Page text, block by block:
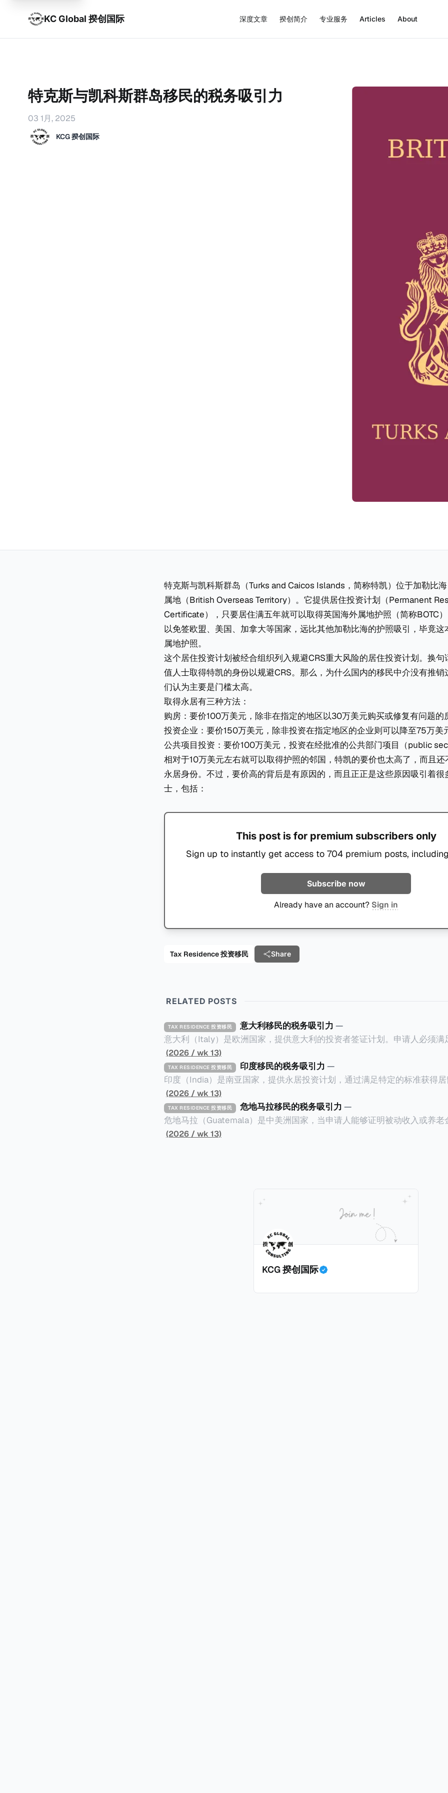
KC Global 揆创国际 深度文章 揆创简介 专业服务 Articles About
特克斯与凯科斯群岛移民的税务吸引力
03 1月, 2025
KCG 揆创国际
特克斯与凯科斯群岛（Turks and Caicos Islands，简称特凯）位于加勒比
属地（British Overseas Territory）。它提供居住投资计划（Permanent
Certificate），只要居住满五年就可以取得英国海外属地护照（简称BOTC
以免签欧盟、美国、加拿大等国家，远比其他加勒比海的护照吸引，毕竟这
属地护照。
这个居住投资计划被经合组织列入规避CRS重大风险的居住投资计划。换句
值人士取得特凯的身份以规避CRS。那么，为什么国内的移民中介没有推销
们认为主要是门槛太高。
取得永居有三种方法：
购房：要价100万美元，除非在指定的地区以30万美元购买或修复有问题的
投资企业：要价150万美元，除非投资在指定地区的企业则可以降至75万美
公共项目投资：要价100万美元，投资在经批准的公共部门项目（public
相对于10万美元左右就可以取得护照的邻国，特凯的要价也太高了，而且还
永居身份。不过，要价高的背后是有原因的，而且正正是这些原因吸引着很
士，包括：
This post is for premium subscribers only
Sign up to instantly get access to 704 premium posts,
Subscribe now
Already have an account? Sign in
Tax Residence 投资移民 Share
RELATED POSTS
TAX RESIDENCE 投资移民 意大利移民的税务吸引力 —
意大利（Italy）是欧洲国家，提供意大利的投资者签证计划。申请人必须满
标准才能获得两年投资者签证： * 投资200万欧元意大利政府债券； * 投资50万欧元意大利
股票； * 投资25万欧元于创新初创企业；或 * 向意大利公共利益项目捐赠100万欧元。 当投
资者在居留许可证有效期的两年内保持投资，则可以在居留证到期日前至
年。当投资者经过五年的实际居留（每年在意大利停留270天），申请人可
投资者在意大利实际居住十年，就可以申请加入意大利国籍。 那么，意大利的税务政策有吸
引力吗？我们来看看：
(2026 / wk 13)
TAX RESIDENCE 投资移民 印度移民的税务吸引力 —
印度（India）是南亚国家，提供永居投资计划，通过满足特定的标准获得居
居投资计划要求申请人透过外国直接投资（FDI）途径投资印度： * 申请人必须在18个月内投
资至少1亿卢比（约合773万人民币）或36个月内投资至少2.5亿卢比（约合
币）； * 投资必须为每个财政年度至少20名印度人提供就业机会； * 申请人必须证明其与计
划投资的行业相关的财务能力和专业知识； * 申请人必须在印度就业务注册公司，并提供公
民身份才能获得印度公民身份。 那么，印度的税务政策有吸引力吗？我
(2026 / wk 13)
TAX RESIDENCE 投资移民 危地马拉移民的税务吸引力 —
危地马拉（Guatemala）是中美洲国家，当申请人能够证明被动收入或养老
以申请永久居留计划。每月被动或养老金收入要求相对较低，只需要为1250
(2026 / wk 13)
KCG 揆创国际